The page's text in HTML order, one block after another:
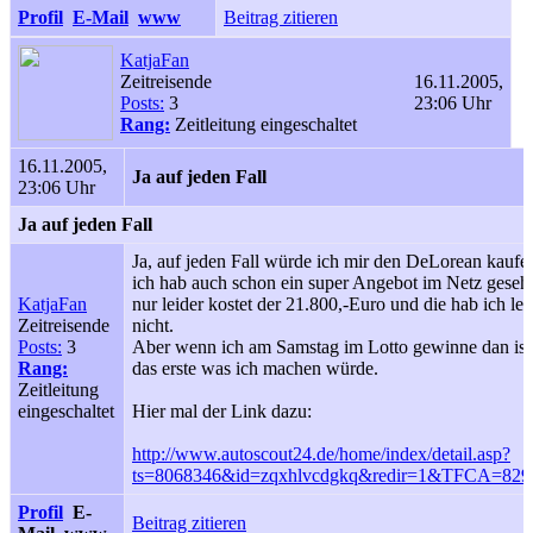
Profil E-Mail www Beitrag zitieren
KatjaFan
Zeitreisende
Posts: 3
Rang: Zeitleitung eingeschaltet
16.11.2005,
23:06 Uhr
16.11.2005,
23:06 Uhr
Ja auf jeden Fall
Ja auf jeden Fall
KatjaFan
Zeitreisende
Posts: 3
Rang:
Zeitleitung
eingeschaltet
Ja, auf jeden Fall würde ich mir den DeLorean
ich hab auch schon ein super Angebot im Netz
nur leider kostet der 21.800,-Euro und die hab ich
nicht.
Aber wenn ich am Samstag im Lotto gewinne dan
das erste was ich machen würde.
Hier mal der Link dazu:
http://www.autoscout24.de/home/index/detail.asp?
Profil E-
Beitrag zitieren